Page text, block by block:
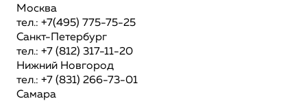
Москва
тел.: +7(495) 775-75-25
Санкт-Петербург
тел.: +7 (812) 317-11-20
Нижний Новгород
тел.: +7 (831) 266-73-01
Самара